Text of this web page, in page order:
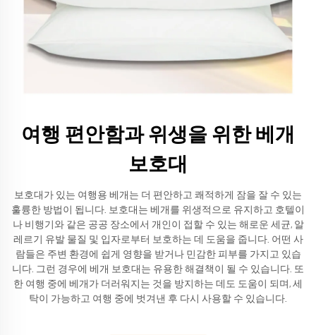
여행 편안함과 위생을 위한 베개
보호대
보호대가 있는 여행용 베개는 더 편안하고 쾌적하게 잠을 잘 수 있는
훌륭한 방법이 됩니다. 보호대는 베개를 위생적으로 유지하고 호텔이
나 비행기와 같은 공공 장소에서 개인이 접할 수 있는 해로운 세균, 알
레르기 유발 물질 및 입자로부터 보호하는 데 도움을 줍니다. 어떤 사
람들은 주변 환경에 쉽게 영향을 받거나 민감한 피부를 가지고 있습
니다. 그런 경우에 베개 보호대는 유용한 해결책이 될 수 있습니다. 또
한 여행 중에 베개가 더러워지는 것을 방지하는 데도 도움이 되며, 세
탁이 가능하고 여행 중에 벗겨낸 후 다시 사용할 수 있습니다.